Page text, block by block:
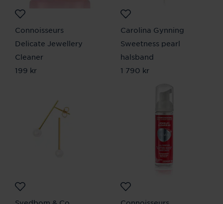
Connoisseurs
Delicate Jewellery
Cleaner
Pris :199 kr
199 kr
Carolina Gynning
Sweetness pearl
halsband
Pris:1 790 kr
1 790 kr